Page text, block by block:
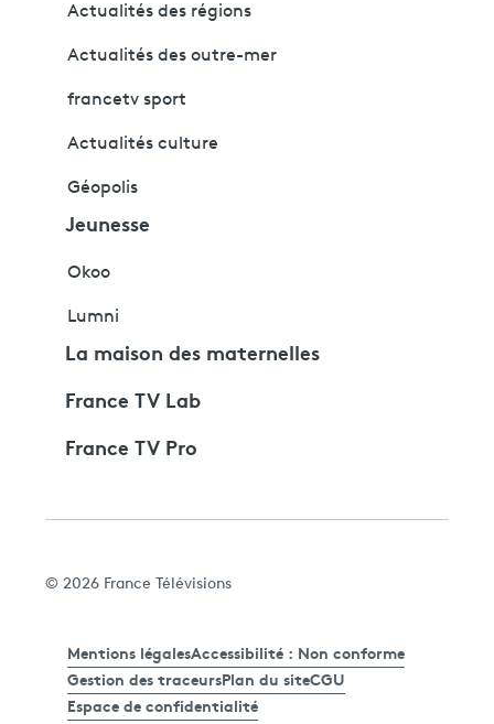
Actualités des régions
Actualités des outre-mer
francetv sport
Actualités culture
Géopolis
Jeunesse
Okoo
Lumni
La maison des maternelles
France TV Lab
France TV Pro
© 2026 France Télévisions
Mentions légalesAccessibilité : Non conforme
Gestion des traceursPlan du siteCGU
Espace de confidentialité